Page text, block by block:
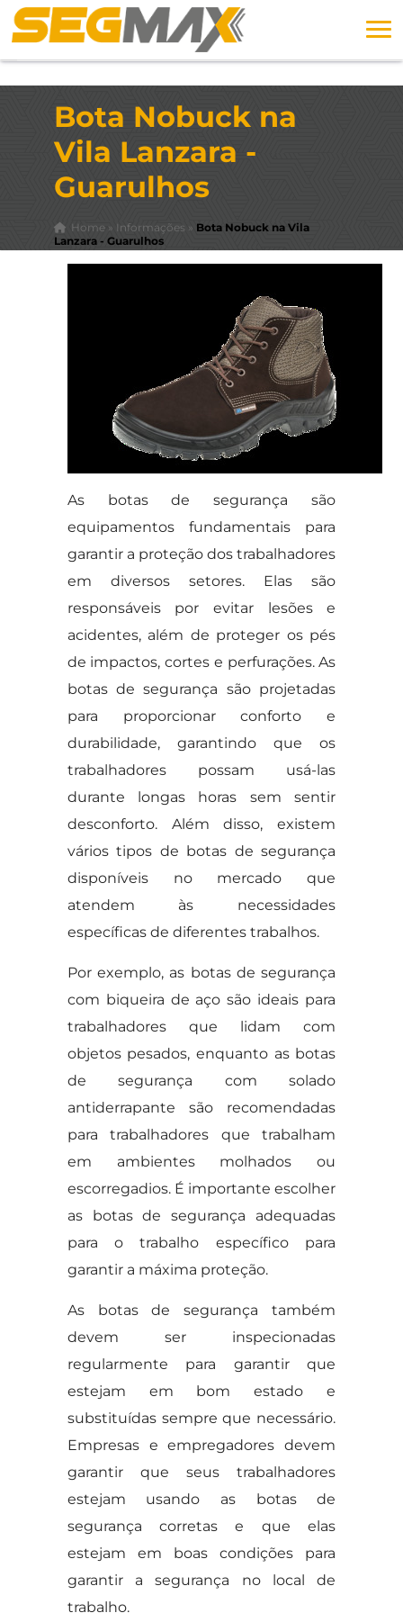
Bota Nobuck na
Vila Lanzara -
Guarulhos
Home» Informações » Bota Nobuck na Vila
Lanzara - Guarulhos
As botas de segurança são
equipamentos fundamentais para
garantir a proteção dos trabalhadores
em diversos setores. Elas são
responsáveis por evitar lesões e
acidentes, além de proteger os pés
de impactos, cortes e perfurações. As
botas de segurança são projetadas
para proporcionar conforto e
durabilidade, garantindo que os
trabalhadores possam usá-las
durante longas horas sem sentir
desconforto. Além disso, existem
vários tipos de botas de segurança
disponíveis no mercado que
atendem às necessidades
específicas de diferentes trabalhos.
Por exemplo, as botas de segurança
com biqueira de aço são ideais para
trabalhadores que lidam com
objetos pesados, enquanto as botas
de segurança com solado
antiderrapante são recomendadas
para trabalhadores que trabalham
em ambientes molhados ou
escorregadios. É importante escolher
as botas de segurança adequadas
para o trabalho específico para
garantir a máxima proteção.
As botas de segurança também
devem ser inspecionadas
regularmente para garantir que
estejam em bom estado e
substituídas sempre que necessário.
Empresas e empregadores devem
garantir que seus trabalhadores
estejam usando as botas de
segurança corretas e que elas
estejam em boas condições para
garantir a segurança no local de
trabalho.